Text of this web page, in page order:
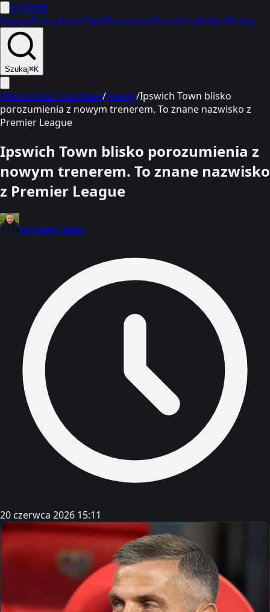
SPORT1
NewsyEkstraklasaTypyTransmisjeTransferyWideoSkróty
Szukaj⌘K
Wiadomości sportowe/Newsy/Ipswich Town blisko
porozumienia z nowym trenerem. To znane nazwisko z
Premier League
Ipswich Town blisko porozumienia z
nowym trenerem. To znane nazwisko
z Premier League
Jarosław Zając
20 czerwca 2026 15:11